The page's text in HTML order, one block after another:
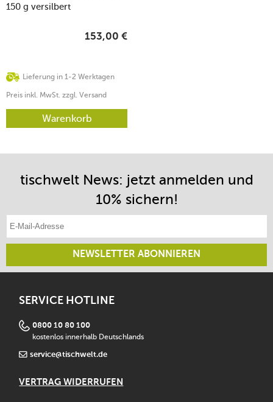
150 g versilbert
Lieferung in 1-2 Werktagen
153,00 €
Preis inkl. MwSt. zzgl. Versand
Warenkorb
tischwelt News: jetzt anmelden und
10% sichern!
E-Mail-Adresse eintragen
NEWSLETTER ABONNIEREN
SERVICE HOTLINE
0800 10 80 100
kostenlos innerhalb Deutschlands
service@tischwelt.de
VERTRAG WIDERRUFEN